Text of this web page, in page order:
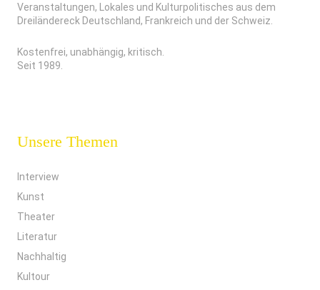
Veranstaltungen, Lokales und Kulturpolitisches aus dem
Dreiländereck Deutschland, Frankreich und der Schweiz.
Kostenfrei, unabhängig, kritisch.
Seit 1989.
Unsere Themen
Interview
Kunst
Theater
Literatur
Nachhaltig
Kultour